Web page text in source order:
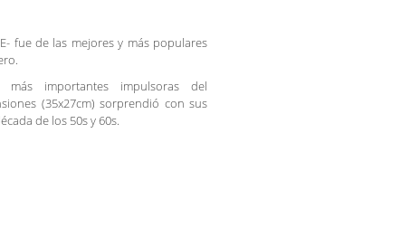
fue de las mejores y más populares
importantes impulsoras del
(35x27cm) sorprendió con sus
de los 50s y 60s.